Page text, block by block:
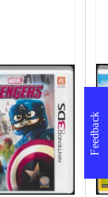
Feedback